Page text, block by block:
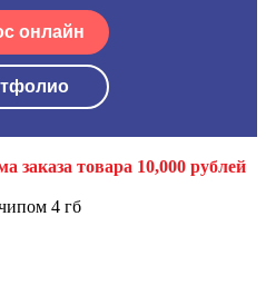
онлайн
заказа товара 10,000 рублей